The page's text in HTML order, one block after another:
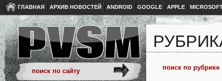
ГЛАВНАЯ АРХИВ НОВОСТЕЙ ANDROID GOOGLE APPLE